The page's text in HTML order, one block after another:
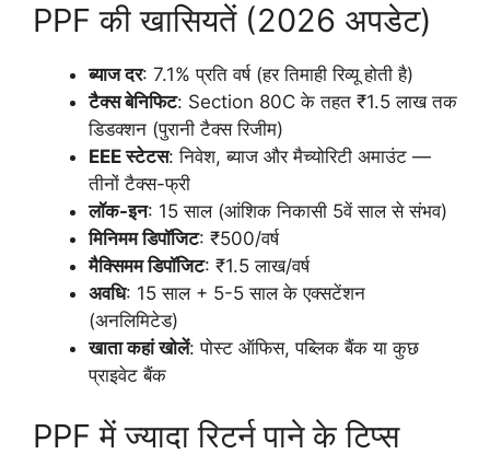
PPF की खासियतें (2026 अपडेट)
ब्याज दर: 7.1% प्रति वर्ष (हर तिमाही रिव्यू होती है)
टैक्स बेनिफिट: Section 80C के तहत ₹1.5 लाख तक
डिडक्शन (पुरानी टैक्स रिजीम)
EEE स्टेटस: निवेश, ब्याज और मैच्योरिटी अमाउंट —
तीनों टैक्स-फ्री
लॉक-इन: 15 साल (आंशिक निकासी 5वें साल से संभव)
मिनिमम डिपॉजिट: ₹500/वर्ष
मैक्सिमम डिपॉजिट: ₹1.5 लाख/वर्ष
अवधि: 15 साल + 5-5 साल के एक्सटेंशन
(अनलिमिटेड)
खाता कहां खोलें: पोस्ट ऑफिस, पब्लिक बैंक या कुछ
प्राइवेट बैंक
PPF में ज्यादा रिटर्न पाने के टिप्स